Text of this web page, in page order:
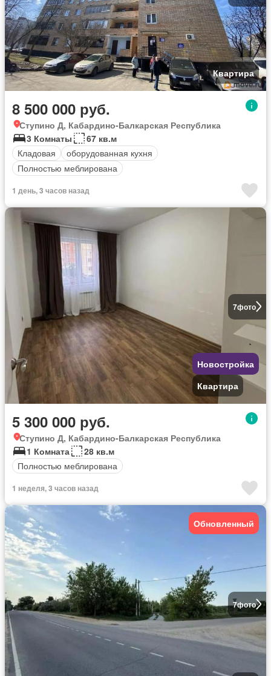
Квартира
8 500 000 руб.
Ступино Д, Кабардино-Балкарская Республика
3 Комнаты
67 кв.м
Кладовая
оборудованная кухня
Полностью меблирована
1 день, 3 часов назад
7фото
Новостройка
Квартира
5 300 000 руб.
Ступино Д, Кабардино-Балкарская Республика
1 Комната
28 кв.м
Полностью меблирована
1 неделя, 3 часов назад
7фото
Обновленный